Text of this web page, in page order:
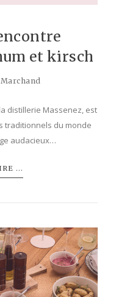
et kirsch
distillerie Massenez, est
traditionnels du monde
audacieux…
...